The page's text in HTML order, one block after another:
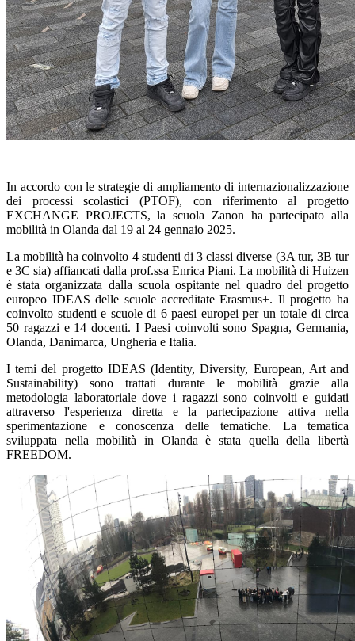
In accordo con le strategie di ampliamento di internazionalizzazione
dei processi scolastici (PTOF), con riferimento al progetto
EXCHANGE PROJECTS, la scuola Zanon ha partecipato alla
mobilità in Olanda dal 19 al 24 gennaio 2025.
La mobilità ha coinvolto 4 studenti di 3 classi diverse (3A tur, 3B tur
e 3C sia) affiancati dalla prof.ssa Enrica Piani. La mobilità di Huizen
è stata organizzata dalla scuola ospitante nel quadro del progetto
europeo IDEAS delle scuole accreditate Erasmus+. Il progetto ha
coinvolto studenti e scuole di 6 paesi europei per un totale di circa
50 ragazzi e 14 docenti. I Paesi coinvolti sono Spagna, Germania,
Olanda, Danimarca, Ungheria e Italia.
I temi del progetto IDEAS (Identity, Diversity, European, Art and
Sustainability) sono trattati durante le mobilità grazie alla
metodologia laboratoriale dove i ragazzi sono coinvolti e guidati
attraverso l'esperienza diretta e la partecipazione attiva nella
sperimentazione e conoscenza delle tematiche. La tematica
sviluppata nella mobilità in Olanda è stata quella della libertà
FREEDOM.